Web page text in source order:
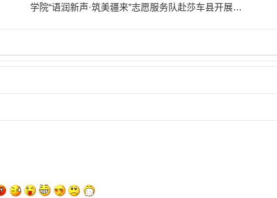
学院“语润新声·筑美疆来”志愿服务队赴莎车县开展实